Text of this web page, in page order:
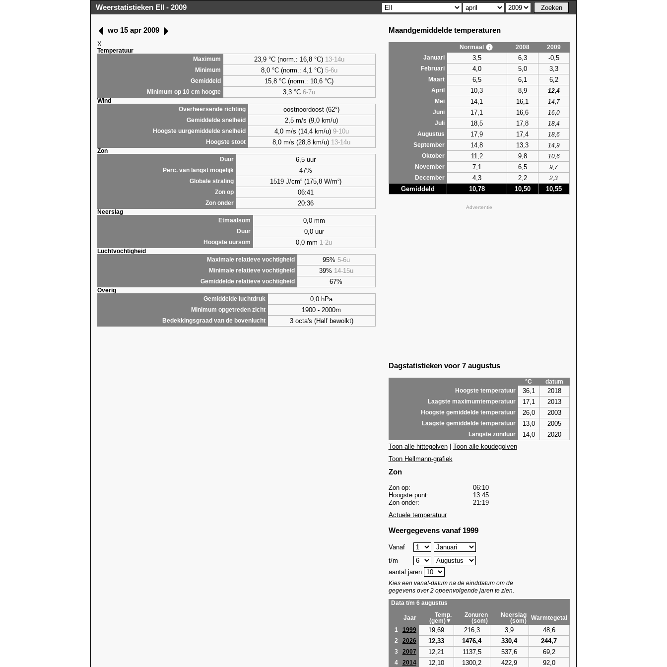
Weerstatistieken Ell - 2009
wo 15 apr 2009
X
Temperatuur
Maximum
23,9 °C (norm.: 16,8 °C) 13-14u
Minimum 8,0°C (norm.: 4,1 °C) 5-6u
Gemiddeld 15,8 °C (norm.: 10,6 °C)
Minimum op 10 cm hoogte 3,3 °C6-7u
Wind
Overheersende richting
oostnoordoost (62°)
Gemiddelde snelheid 2,5 m/s (9,0 km/u)
Hoogste uurgemiddelde snelheid 4,0 m/s (14,4 km/u) 9-10u
Hoogste stoot 8,0 m/s (28,8 km/u) 13-14u
Zon
Duur
6,5 uur
Perc. van langst mogelijk 47%
Globale straling 1519 J/cm² (175,8 W/m²)
Zon op 06:41
Zon onder 20:36
Neerslag
Etmaalsom
0,0 mm
Duur 0,0 uur
Hoogste uursom 0,0 mm 1-2u
Luchtvochtigheid
Maximale relatieve vochtigheid
95% 5-6u
Minimale relatieve vochtigheid 39% 14-15u
Gemiddelde relatieve vochtigheid 67%
Overig
Gemiddelde luchtdruk
0,0 hPa
Minimum opgetreden zicht 1900 - 2000m
Bedekkingsgraad van de bovenlucht 3 octa's (Half bewolkt)
Maandgemiddelde temperaturen
Normaal 2008
2009
Januari
3,5 6,3 -0,5
Februari 4,0 5,0 3,3
Maart 6,5 6,1 6,2
April 10,3 8,9
12,4
Mei
14,1 16,1
14,7
Juni
17,1 16,6
16,0
Juli
18,5 17,8
18,4
Augustus
17,9 17,4
18,6
September
14,8 13,3
14,9
Oktober
11,2 9,8
10,6
November
7,1 6,5
9,7
December
4,3 2,2 2,3
Gemiddeld 10,78 10,50 10,55
Advertentie
Dagstatistieken voor 7 augustus
°C
datum
Hoogste temperatuur
36,1 2018
Laagste maximumtemperatuur 17,1 2013
Hoogste gemiddelde temperatuur 26,0 2003
Laagste gemiddelde temperatuur 13,0 2005
Langste zonduur 14,0
2020
Toon alle hittegolven| Toon alle koudegolven
Toon Hellmann-grafiek
Zon
Zon op:
06:10
Hoogste punt:
13:45
Zon onder:
21:19
Actuele temperatuur
Weergegevens vanaf 1999
Vanaf
t/m
aantal jaren
Kies een vanaf-datum na de einddatum om de
gegevens over 2 opeenvolgende jaren te zien.
Data t/m 6 augustus
Jaar
Temp.
(gem)▼
Zonuren
(som)
Neerslag
(som)
Warmtegetal
1
1999 19,69 216,3 3,9 48,6
2 2026 12,33 1476,4 330,4 244,7
3 2007 12,21 1137,5 537,6 69,2
4 2014 12,10 1300,2 422,9 92,0